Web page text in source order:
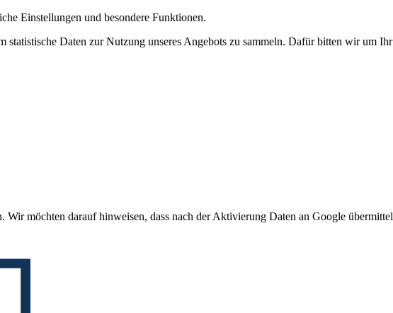
Einstellungen und besondere Funktionen.
Daten zur Nutzung unseres Angebots zu sammeln. Dafür bitten wir um
möchten darauf hinweisen, dass nach der Aktivierung Daten an Google